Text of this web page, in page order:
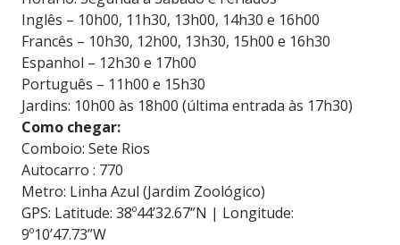
Inglês – 10h00, 11h30, 13h00, 14h30 e 16h00
Francês – 10h30, 12h00, 13h30, 15h00 e 16h30
Espanhol – 12h30 e 17h00
Português – 11h00 e 15h30
Jardins: 10h00 às 18h00 (última entrada às 17h30)
Como chegar:
Comboio: Sete Rios
Autocarro : 770
Metro: Linha Azul (Jardim Zoológico)
GPS: Latitude: 38º44’32.67”N | Longitude:
9º10’47.73”W